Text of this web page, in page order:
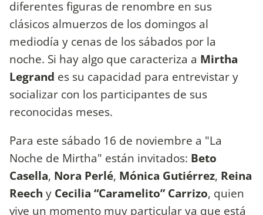
diferentes figuras de renombre en sus
clásicos almuerzos de los domingos al
mediodía y cenas de los sábados por la
noche. Si hay algo que caracteriza a Mirtha
Legrand es su capacidad para entrevistar y
socializar con los participantes de sus
reconocidas meses.
Para este sábado 16 de noviembre a "La
Noche de Mirtha" están invitados: Beto
Casella, Nora Perlé, Mónica Gutiérrez, Reina
Reech y Cecilia “Caramelito” Carrizo, quien
vive un momento muy particular ya que está